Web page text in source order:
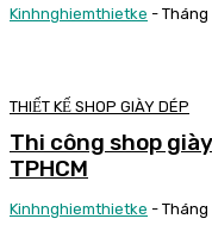
Kinhnghiemthietke - Tháng
THIẾT KẾ SHOP GIÀY DÉP
Thi công shop
TPHCM
Kinhnghiemthietke - Tháng